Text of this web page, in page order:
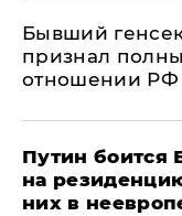
Бывший
признал
отношении РФ
Путин боится
на
них в